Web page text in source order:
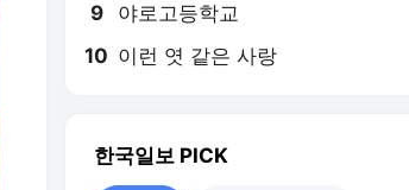
9 야로고등학교
10 이런 엿 같은 사랑
한국일보 PICK